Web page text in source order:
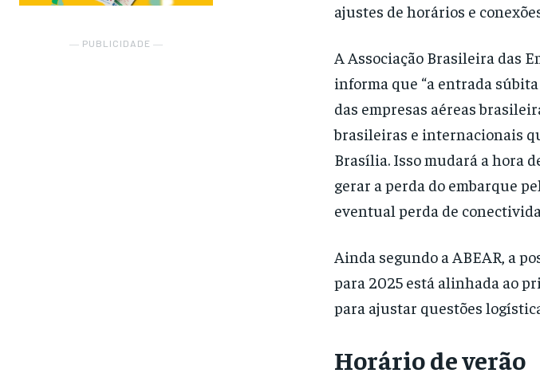
― PUBLICIDADE ―
ajustes de horários e
A Associação Brasileira das
informa que “a entrada
das empresas aéreas
brasileiras e internacionais
Brasília. Isso mudará a hora
gerar a perda do embarque
eventual perda de
Ainda segundo a ABEAR, a
para 2025 está alinhada ao
para ajustar questões
Horário de verão